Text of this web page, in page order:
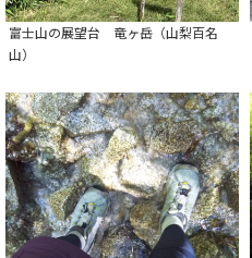
富士山の展望台 竜ヶ岳（山梨百名
山）